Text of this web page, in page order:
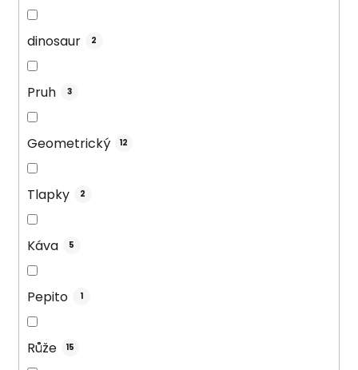
dinosaur 2
Pruh 3
Geometrický 12
Tlapky 2
Káva 5
Pepito 1
Růže 15